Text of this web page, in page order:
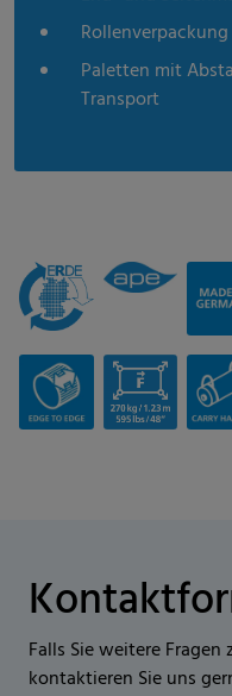
Paletten mit
Transport
Falls Sie weitere
kontaktieren Sie uns